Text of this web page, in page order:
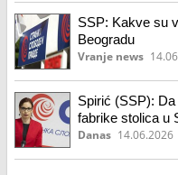
SSP: Kakve su
Beogradu
Vranje news
Spirić (SSP):
fabrike stolica u
Danas 14.06.2026